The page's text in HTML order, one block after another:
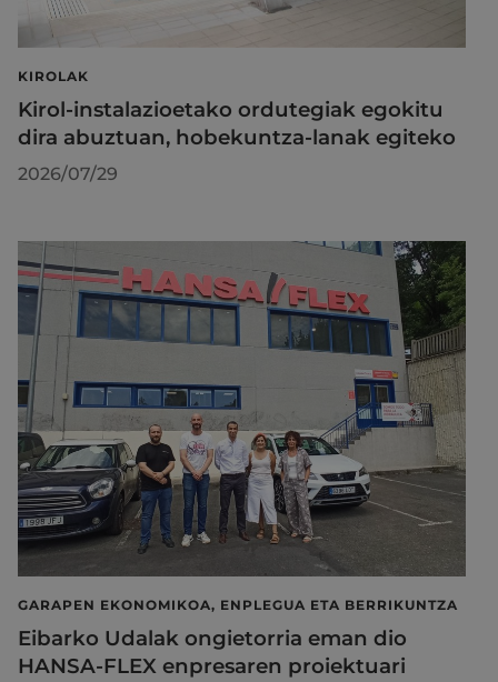
KIROLAK
Kirol-instalazioetako ordutegiak egokitu
dira abuztuan, hobekuntza-lanak egiteko
2026/07/29
GARAPEN EKONOMIKOA, ENPLEGUA ETA BERRIKUNTZA
Eibarko Udalak ongietorria eman dio
HANSA-FLEX enpresaren proiektuari